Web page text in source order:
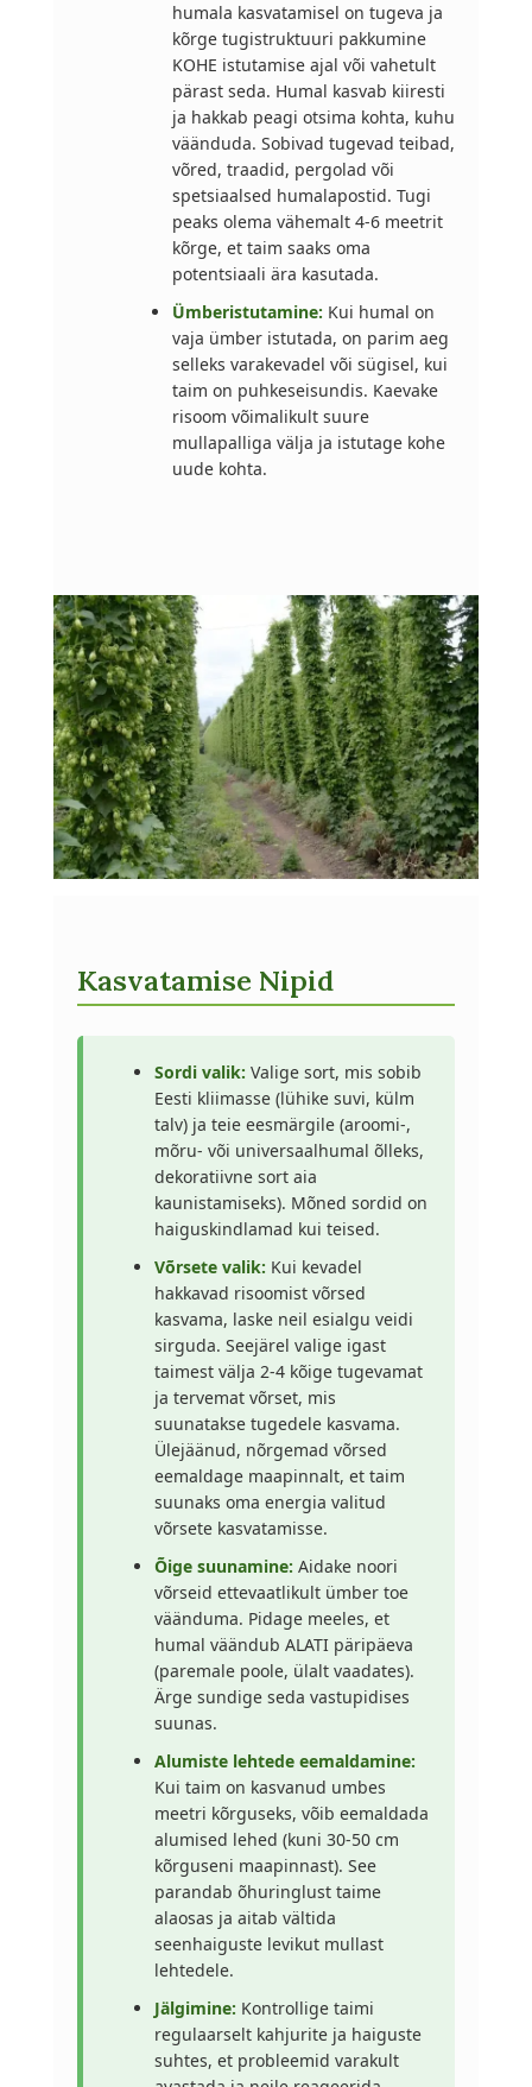
humala kasvatamisel on tugeva ja
kõrge tugistruktuuri pakkumine
KOHE istutamise ajal või vahetult
pärast seda. Humal kasvab kiiresti
ja hakkab peagi otsima kohta, kuhu
väänduda. Sobivad tugevad teibad,
võred, traadid, pergolad või
spetsiaalsed humalapostid. Tugi
peaks olema vähemalt 4-6 meetrit
kõrge, et taim saaks oma
potentsiaali ära kasutada.
Ümberistutamine: Kui humal on
vaja ümber istutada, on parim aeg
selleks varakevadel või sügisel, kui
taim on puhkeseisundis. Kaevake
risoom võimalikult suure
mullapalliga välja ja istutage kohe
uude kohta.
Kasvatamise Nipid
Sordi valik: Valige sort, mis sobib
Eesti kliimasse (lühike suvi, külm
talv) ja teie eesmärgile (aroomi-,
mõru- või universaalhumal õlleks,
dekoratiivne sort aia
kaunistamiseks). Mõned sordid on
haiguskindlamad kui teised.
Võrsete valik: Kui kevadel
hakkavad risoomist võrsed
kasvama, laske neil esialgu veidi
sirguda. Seejärel valige igast
taimest välja 2-4 kõige tugevamat
ja tervemat võrset, mis
suunatakse tugedele kasvama.
Ülejäänud, nõrgemad võrsed
eemaldage maapinnalt, et taim
suunaks oma energia valitud
võrsete kasvatamisse.
Õige suunamine: Aidake noori
võrseid ettevaatlikult ümber toe
väänduma. Pidage meeles, et
humal väändub ALATI päripäeva
(paremale poole, ülalt vaadates).
Ärge sundige seda vastupidises
suunas.
Alumiste lehtede eemaldamine:
Kui taim on kasvanud umbes
meetri kõrguseks, võib eemaldada
alumised lehed (kuni 30-50 cm
kõrguseni maapinnast). See
parandab õhuringlust taime
alaosas ja aitab vältida
seenhaiguste levikut mullast
lehtedele.
Jälgimine: Kontrollige taimi
regulaarselt kahjurite ja haiguste
suhtes, et probleemid varakult